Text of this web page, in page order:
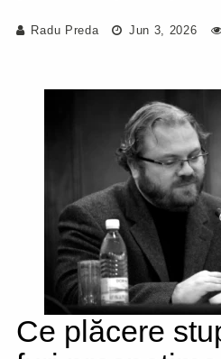
Radu Preda Jun 3, 2026
Ce plăcere